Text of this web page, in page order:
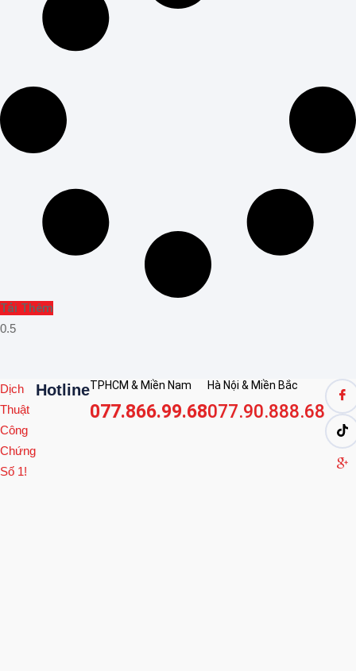
Tải Thêm
Dịch
Thuật
Công
Chứng
Số 1!
HotlineTPHCM & Miền Nam
077.866.99.68
Hà Nội & Miền Bắc
077.90.888.68